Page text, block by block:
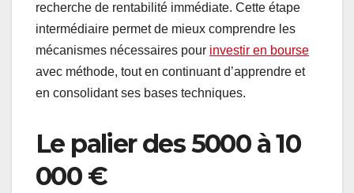
recherche de rentabilité immédiate. Cette étape
intermédiaire permet de mieux comprendre les
mécanismes nécessaires pour investir en bourse
avec méthode, tout en continuant d’apprendre et
en consolidant ses bases techniques.
Le palier des 5000 à 10
000 €